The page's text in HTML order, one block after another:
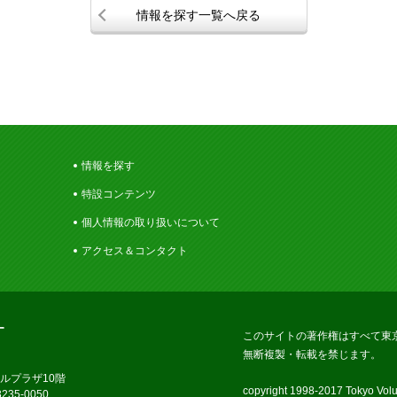
情報を探す一覧へ戻る
情報を探す
特設コンテンツ
個人情報の取り扱いについて
アクセス＆コンタクト
プラザ10階
0050
このサイトの著作権はすべて
無断複製・転載を禁じます。
copyright 1998-2017 Tokyo